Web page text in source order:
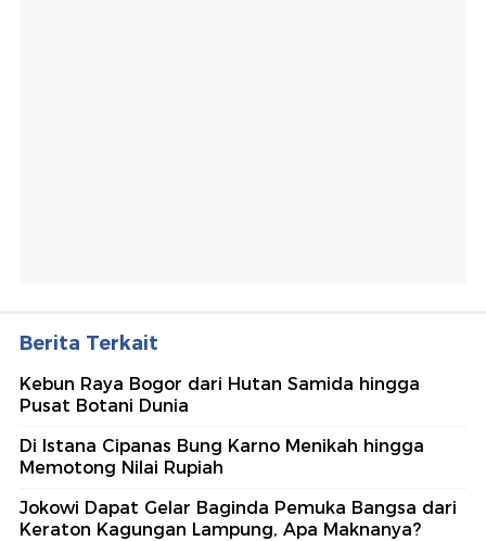
Berita Terkait
Kebun Raya Bogor dari Hutan Samida hingga
Pusat Botani Dunia
Di Istana Cipanas Bung Karno Menikah hingga
Memotong Nilai Rupiah
Jokowi Dapat Gelar Baginda Pemuka Bangsa dari
Keraton Kagungan Lampung, Apa Maknanya?